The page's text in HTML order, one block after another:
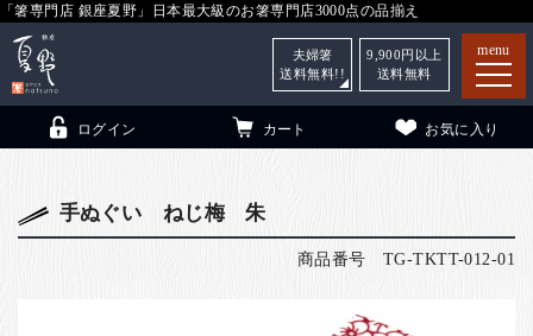
「箸専門店 銀座夏野」日本最大級のお箸専門店3000点の品揃え
menu
ログイン カート お気に入り
夫婦箸
送料無料!!
9,900 円以上
送料無料
手ぬぐい ねじ梅 朱
商品番号 TG-TKTT-012-01